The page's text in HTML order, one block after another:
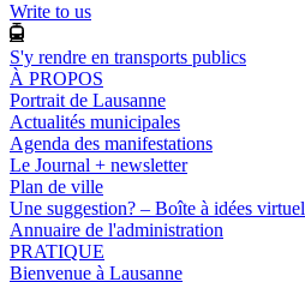
Write to us
S'y rendre en transports publics
À PROPOS
Portrait de Lausanne
Actualités municipales
Agenda des manifestations
Le Journal + newsletter
Plan de ville
Une suggestion? – Boîte à idées
Annuaire de l'administration
PRATIQUE
Bienvenue à Lausanne